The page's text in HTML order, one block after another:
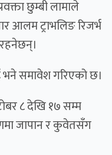
छुम्बी लामाले
आलम ट्राभलिङ रिजर्भ
भने समावेश गरिएको छ।
८ देखि १७ सम्म
जापान र कुवेतसँग